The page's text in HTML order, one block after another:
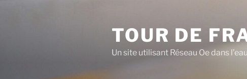
TOUR DE
Un site utilisant Réseau Oe dans